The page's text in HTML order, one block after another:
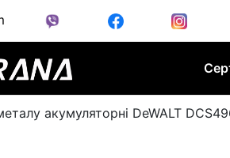
акумуляторні DeWALT